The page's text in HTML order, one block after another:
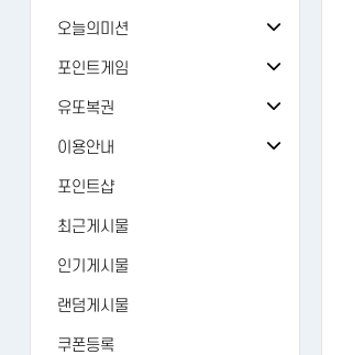
공지사항
버그/건의
가입인사
자유게시판
유머
AI 갤러리
연예인
오늘의미션
오늘의 출석
오늘의 미션
추억의 뽑기
오늘의 룰렛
오늘의 복권
오늘의 카트
오늘의 로또
포인트게임
검 강화
주사위
주사위ver-2
가위바위보
사다리홀짝
사다리게임
유또복권
유또복권
내 유또
당첨번호
수동등록
당첨조회
당첨분석
이용안내
FAQ
1:1문의
레벨정책
포인트정책
이용약관
포인트샵
최근게시물
인기게시물
랜덤게시물
쿠폰등록